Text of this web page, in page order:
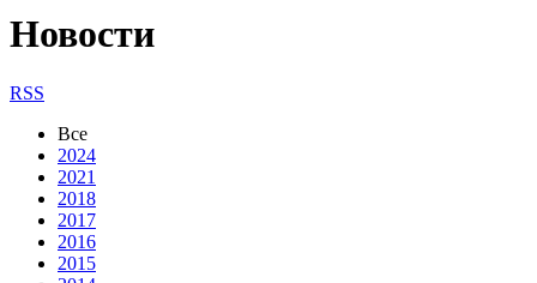
Новости
RSS
Все
2024
2021
2018
2017
2016
2015